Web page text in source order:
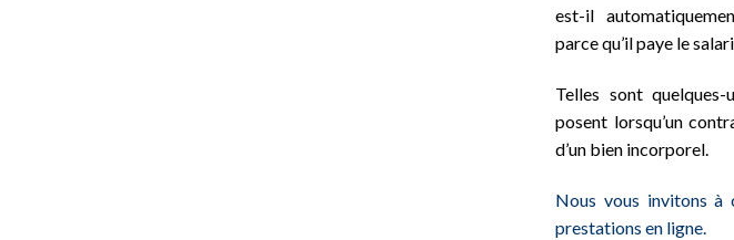
est-il
parce qu’il paye le
Telles sont
posent lorsqu’un
d’un bien incorporel.
Nous vous invitons à
prestations en ligne.